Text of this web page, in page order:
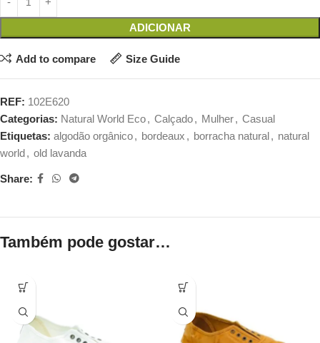
ADICIONAR
Add to compare Size Guide
REF: 102E620
Categorias: Natural World Eco, Calçado, Mulher, Casual
Etiquetas: algodão orgânico, bordeaux , borracha natural, natural
world, old lavanda
Share:
Também pode gostar…